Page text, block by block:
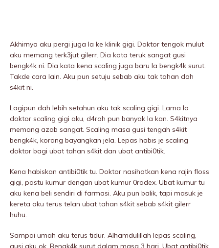
Akhirnya aku pergi juga la ke kIinik gigi. Doktor tengok mulut
aku memang terk3jut giIerr. Dia kata teruk sangat gusi
bengk4k ni. Dia kata kena scaling juga baru la bengk4k surut.
Takde cara lain. Aku pun setuju sebab aku tak tahan dah
s4kit ni.
Lagipun dah lebih setahun aku tak scaling gigi. Lama la
doktor scaling gigi aku, d4rah pun banyak la kan. S4kitnya
memang azab sangat. Scaling masa gusi tengah s4kit
bengk4k, korang bayangkan jela. Lepas habis je scaling
doktor bagi ubat tahan s4kit dan ubat antibi0tik.
Kena habiskan antibi0tik tu. Doktor nasihatkan kena rajin floss
gigi, pastu kumur dengan ubat kumur 0radex. Ubat kumur tu
aku kena beli sendiri di farmasi. Aku pun balik, tapi masuk je
kereta aku terus telan ubat tahan s4kit sebab s4kit giIerr
huhu.
Sampai umah aku terus tidur. Alhamdulillah lepas scaling,
gusi aku ok. Bengk4k surut dalam masa 3 hari. Ubat antibi0tik